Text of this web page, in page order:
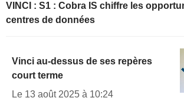
VINCI : S1 : Cobra IS chiffre les
centres de données
Vinci au-dessus de ses repères
court terme
Le 13 août 2025 à 10:24